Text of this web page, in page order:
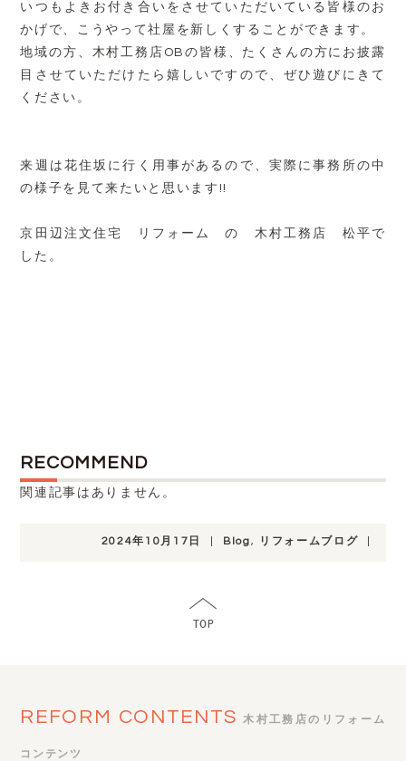
いつもよきお付き合いをさせていただいている皆様のお
かげで、こうやって社屋を新しくすることができます。
地域の方、木村工務店OBの皆様、たくさんの方にお披露
目させていただけたら嬉しいですので、ぜひ遊びにきて
ください。
来週は花住坂に行く用事があるので、実際に事務所の中
の様子を見て来たいと思います!!
京田辺注文住宅 リフォーム の 木村工務店 松平で
した。
RECOMMEND
関連記事はありません。
2024年10月17日 Blog, リフォームブログ
REFORM CONTENTS 木村工務店のリフォーム
コンテンツ